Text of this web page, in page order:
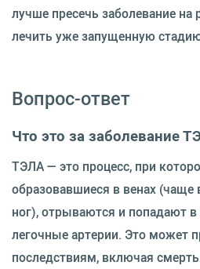
лучше пресечь заболевание на
лечить уже запущенную
Вопрос-ответ
Что это за заболевание
ТЭЛА — это процесс, при
образовавшиеся в венах (чаще
ног), отрываются и попадают в
легочные артерии. Это может
последствиям, включая